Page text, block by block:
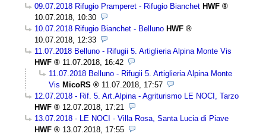
09.07.2018 Rifugio Pramperet - Rifugio Bianchet HWF
10.07.2018, 10:30
10.07.2018 Rifugio Bianchet - Belluno HWF
10.07.2018, 12:33
11.07.2018 Belluno - Rifugii 5. Artiglieria Alpina Monte Vis
HWF
11.07.2018, 16:42
11.07.2018 Belluno - Rifugii 5. Artiglieria Alpina Monte
Vis MicoRS
11.07.2018, 17:57
12.07.2018 - Rif. 5. Art.Alpina - Agriturismo LE NOCI, Tarzo
HWF
12.07.2018, 17:21
13.07.2018 - LE NOCI - Villa Rosa, Santa Lucia di Piave
HWF
13.07.2018, 17:55